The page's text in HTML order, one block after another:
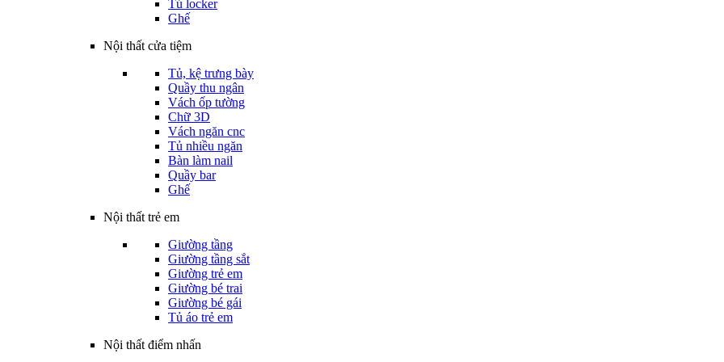
Tủ locker
Ghế
Nội thất cửa tiệm
Tủ, kệ trưng bày
Quầy thu ngân
Vách ốp tường
Chữ 3D
Vách ngăn cnc
Tủ nhiều ngăn
Bàn làm nail
Quầy bar
Ghế
Nội thất trẻ em
Giường tầng
Giường tầng sắt
Giường trẻ em
Giường bé trai
Giường bé gái
Tủ áo trẻ em
Nội thất điểm nhấn